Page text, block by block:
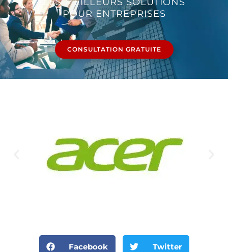
POUR ENTREPRISES
CONSULTATION GRATUITE
Facebook Twitter